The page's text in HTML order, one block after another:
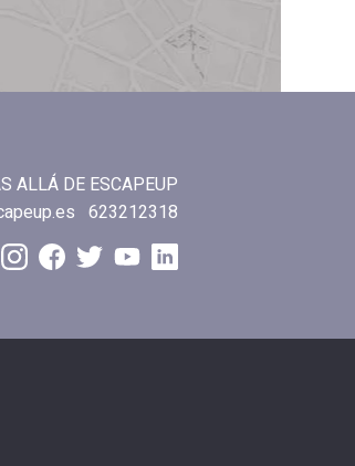
ALLÁ DE ESCAPEUP
623212318